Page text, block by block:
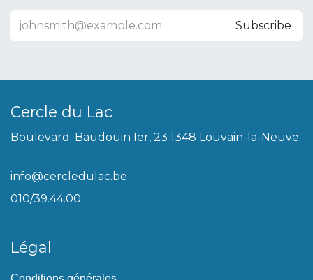
Subscribe
Cercle du Lac
Boulevard. Baudouin Ier, 23 1348 Louvain-la-Neuve
info@cercledulac.be
010/39.44.00
Légal